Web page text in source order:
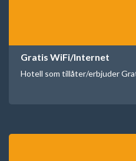
Gratis WiFi/Internet
Hotell som tillåter/erbjuder